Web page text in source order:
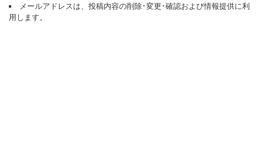
メールアドレスは、投稿内容の削除･変更･確認および情報提供に利
用します。